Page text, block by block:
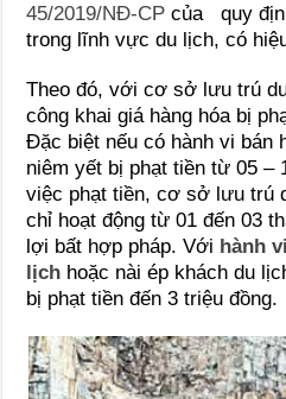
45/2019/NĐ-CP của quy
trong lĩnh vực du lịch, có
Theo đó, với cơ sở lưu trú
công khai giá hàng hóa bị
Đặc biệt nếu có hành vi bán
niêm yết bị phạt tiền từ 05 –
việc phạt tiền, cơ sở lưu trú
chỉ hoạt động từ 01 đến 03
lợi bất hợp pháp. Với hành
lịch hoặc nài ép khách du
bị phạt tiền đến 3 triệu đồng.